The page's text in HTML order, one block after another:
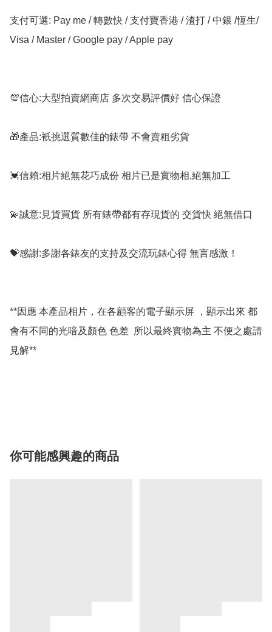
支付可選: Pay me / 轉數快 / 支付寶香港 / 渣打 / 中銀 /恆生/
Visa / Master / Google pay / Apple pay
💯信心:大型拍賣網商店 多次交易評價好 信心保證
🎁產品:衹挑選質數佳的錶帶 不會賣粗劣貨
💓信賴:相片絕無花巧成份 相片已是實物相,絕無加工
💫誠意:見貨買貨 所有錶帶都有存現貨的 交貨快 絕無借口
💝感謝:多謝各錶友的支持及交流玩錶心得 無言感激！
**因應 本產品相片，在各顧客的電子顯示屏 ，顯示出來 都
會有不同的光喑及顏色 色差  所以最終實物為主 不便之處請
見解**
你可能感興趣的商品